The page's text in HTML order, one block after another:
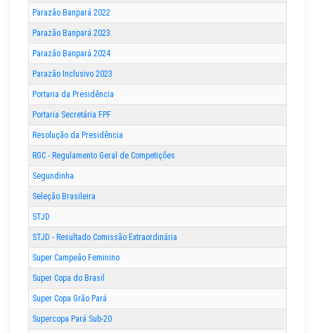
Parazão Banpará 2022
Parazão Banpará 2023
Parazão Banpará 2024
Parazão Inclusivo 2023
Portaria da Presidência
Portaria Secretária FPF
Resolução da Presidência
RGC - Regulamento Geral de Competições
Segundinha
Seleção Brasileira
STJD
STJD - Resultado Comissão Extraordinária
Super Campeão Feminino
Super Copa do Brasil
Super Copa Grão Pará
Supercopa Pará Sub-20